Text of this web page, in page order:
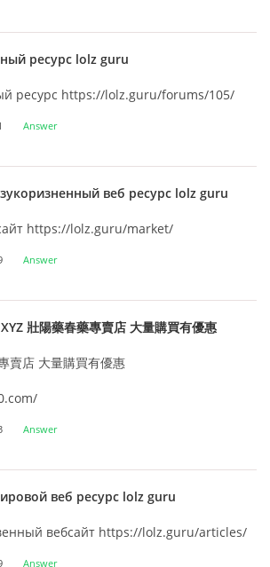
ресурс lolz guru
ресурс https://lolz.guru/forums/105/
Answer
веб ресурс lolz guru
https://lolz.guru/market/
Answer
壯陽藥春藥專賣店 大量購買有優惠
賣店 大量購買有優惠
Answer
веб ресурс lolz guru
вебсайт https://lolz.guru/articles/
Answer